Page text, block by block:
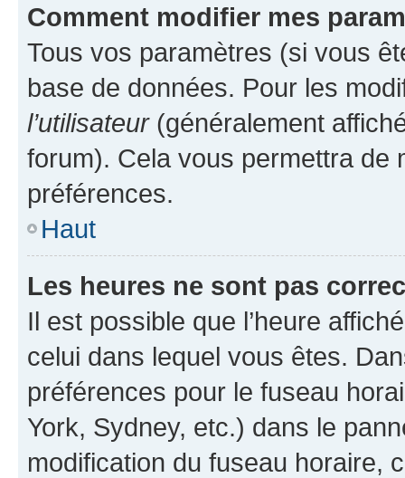
Comment modifier mes
Tous vos paramètres (si vous
base de données. Pour les
l’utilisateur(généralement
forum). Cela vous permettra de
préférences.
Haut
Les heures ne sont pas
Il est possible que l’heure
celui dans lequel vous êtes.
préférences pour le fuseau
York, Sydney, etc.) dans le
modification du fuseau horaire,